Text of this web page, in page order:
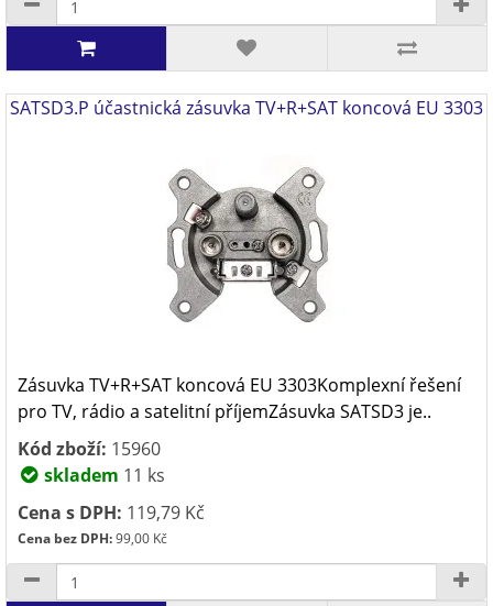
SATSD3.P účastnická zásuvka TV+R+SAT koncová EU 3303
Zásuvka TV+R+SAT koncová EU 3303Komplexní řešení
pro TV, rádio a satelitní příjemZásuvka SATSD3 je..
Kód zboží: 15960
skladem 11 ks
Cena s DPH: 119,79 Kč
Cena bez DPH:99,00 Kč